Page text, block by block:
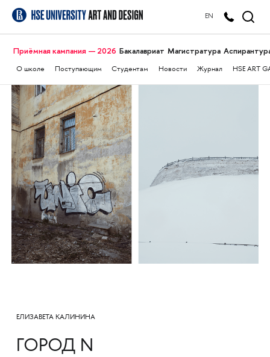
EN
Приёмная кампания — 2026 Бакалавриат Магистратура
О школе Поступающим Студентам Новости Журнал HSE ART
ЕЛИЗАВЕТА КАЛИНИНА
ГОРОД N